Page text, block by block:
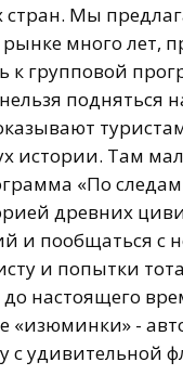
стран. Мы
много лет,
к групповой
истории. Там
«По
древних
и пообщаться с
и попытки
настоящего
«изюминки» -
с удивительной